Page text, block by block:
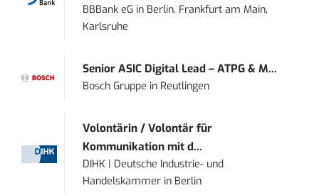
BBBank eG in Berlin, Frankfurt am Main,
Karlsruhe
Senior ASIC Digital Lead – ATPG & M...
Bosch Gruppe in Reutlingen
Volontärin / Volontär für
Kommunikation mit d...
DIHK | Deutsche Industrie- und
Handelskammer in Berlin